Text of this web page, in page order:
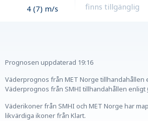
4 (7) m/s
finns tillgänglig
Prognosen uppdaterad 19:16
Väderprognos från MET Norge tillhandahållen
Väderprognos från SMHI tillhandahållen enligt
Väderikoner från SMHI och MET Norge har
likvärdiga ikoner från Klart.